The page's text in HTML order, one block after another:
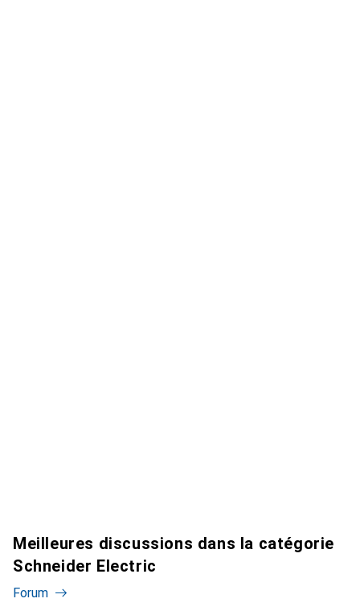
Meilleures discussions dans la catégorie
Schneider Electric
Forum